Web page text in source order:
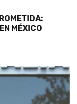
MÉXICO